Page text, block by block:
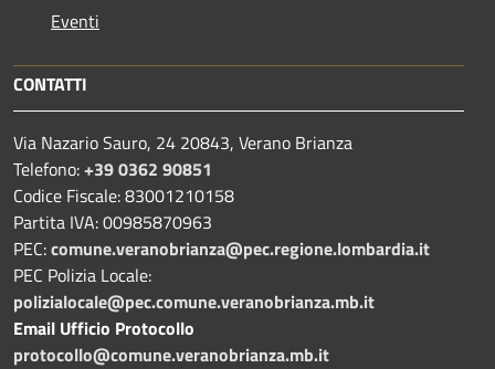
Eventi
CONTATTI
Via Nazario Sauro, 24 20843, Verano Brianza
Telefono:+39 0362 90851
Codice Fiscale: 83001210158
Partita IVA: 00985870963
PEC:comune.veranobrianza@pec.regione.lombardia.it
PEC Polizia Locale:
polizialocale@pec.comune.veranobrianza.mb.it
Email Ufficio Protocollo
protocollo@comune.veranobrianza.mb.it